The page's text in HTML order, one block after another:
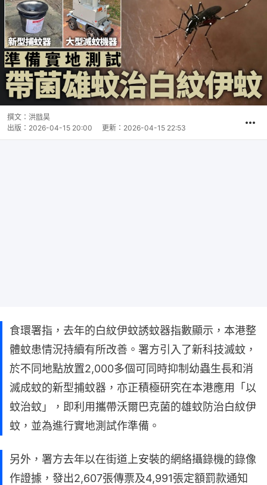
撰文： 洪戩昊
出版： 2026-04-15 20:00 更新： 2026-04-15 22:53
食環署指，去年的白紋伊蚊誘蚊器指數顯示，本港整
體蚊患情況持續有所改善。署方引入了新科技滅蚊，
於不同地點放置2,000多個可同時抑制幼蟲生長和消
滅成蚊的新型捕蚊器，亦正積極研究在本港應用「以
蚊治蚊」，即利用攜帶沃爾巴克菌的雄蚊防治白紋伊
蚊，並為進行實地測試作準備。
另外，署方去年以在街道上安裝的網絡攝錄機的錄像
作證據，發出2,607張傳票及4,991張定額罰款通知